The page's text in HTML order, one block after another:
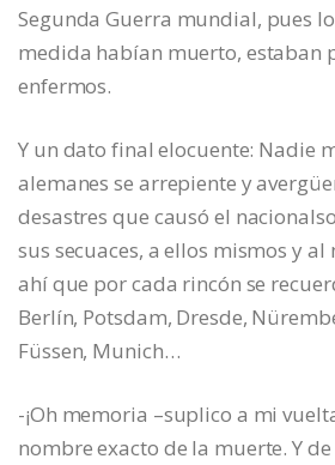
Segunda Guerra mundial, pues
medida habían muerto, estaban
enfermos.
Y un dato final elocuente: Nadie
alemanes se arrepiente y
desastres que causó el
sus secuaces, a ellos mismos y
ahí que por cada rincón se
Berlín, Potsdam, Dresde,
Füssen, Munich…
-¡Oh memoria –suplico a mi
nombre exacto de la muerte. Y